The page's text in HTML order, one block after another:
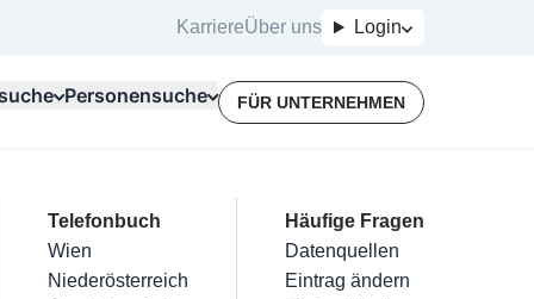
KarriereÜber uns Login
Kategorien
Friseur
Nägel
Für Unternehmer
Terminbuchung
Kostenlose Beratung
Top Branchen
Elektriker
Installateure
Mein Firmeneintrag
Eintrag hinzufügen
Eintrag beanspruchen
Personensuche
Telefonbuch
Wien
Niederösterreich
Häufige Fragen
Datenquellen
Eintrag ändern
FÜR UNTERNEHMEN